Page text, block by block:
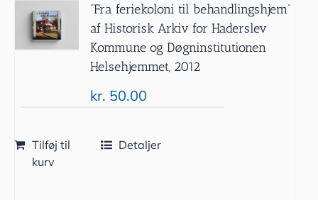
”Fra feriekoloni til behandlingshjem”
af Historisk Arkiv for Haderslev
Kommune og Døgninstitutionen
Helsehjemmet, 2012
kr. 50.00
Tilføj til
kurv
Detaljer